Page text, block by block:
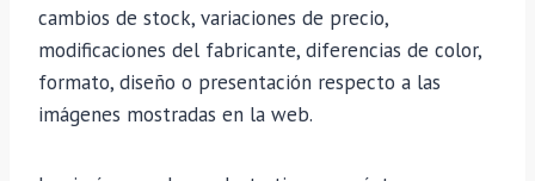
cambios de stock, variaciones de precio,
modificaciones del fabricante, diferencias de color,
formato, diseño o presentación respecto a las
imágenes mostradas en la web.